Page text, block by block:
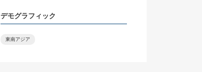
デモグラフィック
東南アジア